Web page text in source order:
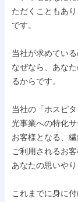
ただくこともあ
です。
当社が求めてい
なぜなら、あな
るからです。
当社の「ホスピ
光事業への特化
お客様となる、繊
ご利用されるお
あなたの思いや
これまでに身に